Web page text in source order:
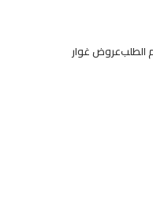
الطلبعروض غوار